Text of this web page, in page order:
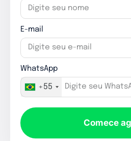
E-mail
WhatsApp
+55
Comece